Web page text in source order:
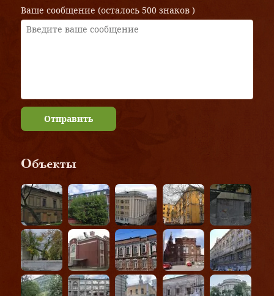
Ваше сообщение (осталось 500 знаков )
Отправить
Объекты